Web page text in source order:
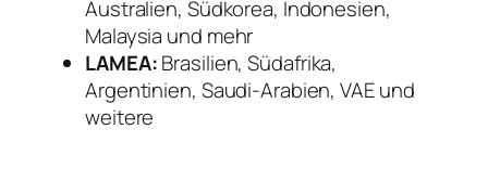
Australien, Südkorea, Indonesien,
Malaysia und mehr
LAMEA:Brasilien, Südafrika,
Argentinien, Saudi-Arabien, VAE und
weitere